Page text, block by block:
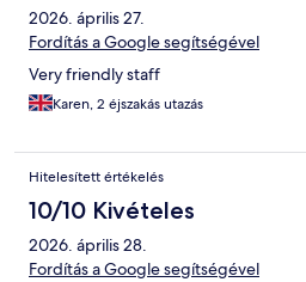
2026. április 27.
Fordítás a Google segítségével
Very friendly staff
Karen, 2 éjszakás utazás
Hitelesített értékelés
10/10 Kivételes
2026. április 28.
Fordítás a Google segítségével